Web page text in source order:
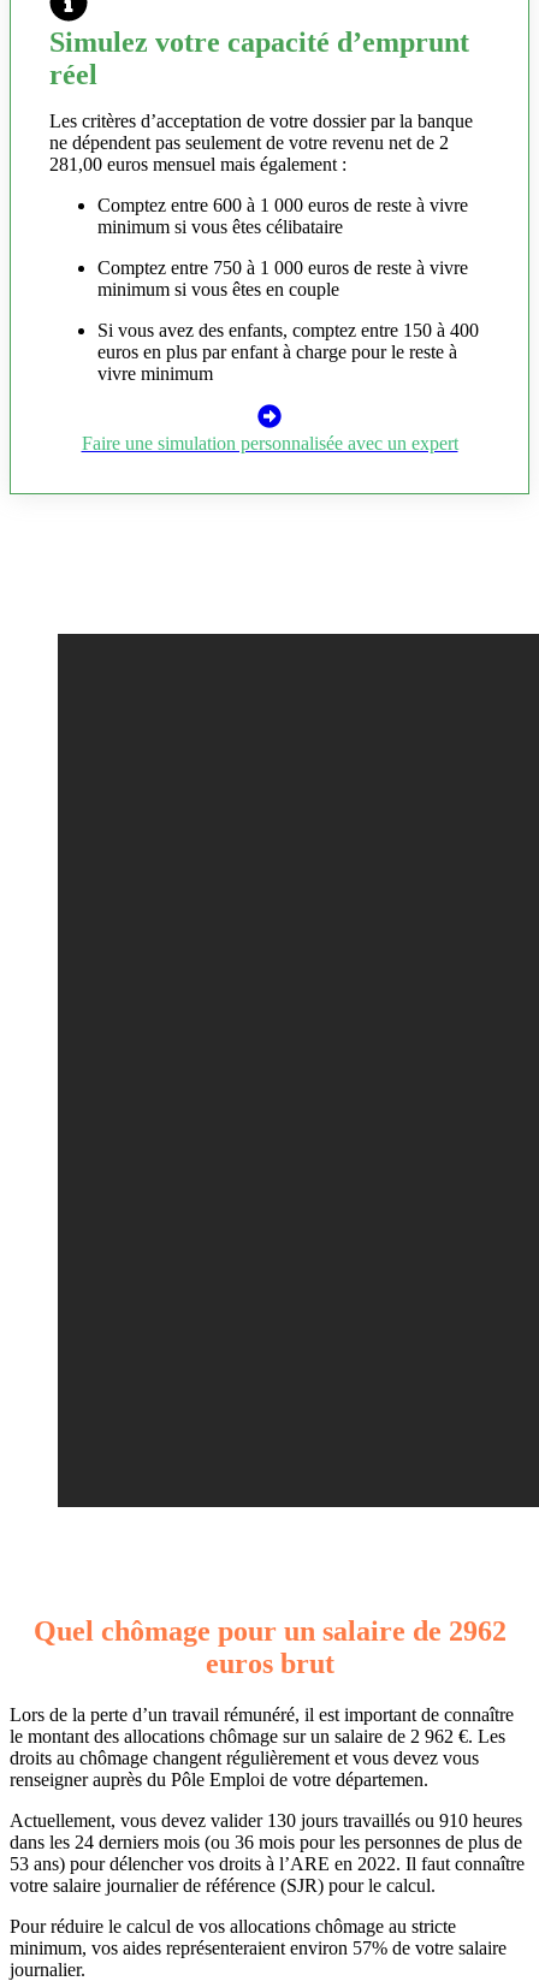
Simulez votre capacité d’emprunt
réel
Les critères d’acceptation de votre dossier par la banque
ne dépendent pas seulement de votre revenu net de 2
281,00 euros mensuel mais également :
Comptez entre 600 à 1 000 euros de reste à vivre
minimum si vous êtes célibataire
Comptez entre 750 à 1 000 euros de reste à vivre
minimum si vous êtes en couple
Si vous avez des enfants, comptez entre 150 à 400
euros en plus par enfant à charge pour le reste à
vivre minimum
Faire une simulation personnalisée avec un expert
Quel chômage pour un salaire de 2962
euros brut
Lors de la perte d’un travail rémunéré, il est important de connaître
le montant des allocations chômage sur un salaire de 2 962 €. Les
droits au chômage changent régulièrement et vous devez vous
renseigner auprès du Pôle Emploi de votre départemen.
Actuellement, vous devez valider 130 jours travaillés ou 910 heures
dans les 24 derniers mois (ou 36 mois pour les personnes de plus de
53 ans) pour délencher vos droits à l’ARE en 2022. Il faut connaître
votre salaire journalier de référence (SJR) pour le calcul.
Pour réduire le calcul de vos allocations chômage au stricte
minimum, vos aides représenteraient environ 57% de votre salaire
journalier.